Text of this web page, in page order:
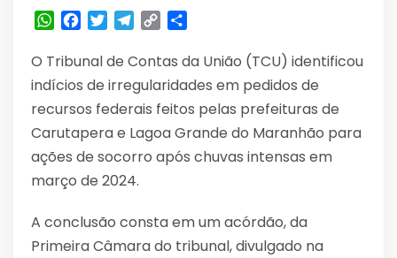
WhatsApp
Facebook
TwitterTelegram
Copy
O Tribunal de Contas da União (TCU) identificou
indícios de irregularidades em pedidos de
recursos federais feitos pelas prefeituras de
Carutapera e Lagoa Grande do Maranhão para
ações de socorro após chuvas intensas em
março de 2024.
A conclusão consta em um acórdão, da
Primeira Câmara do tribunal, divulgado na